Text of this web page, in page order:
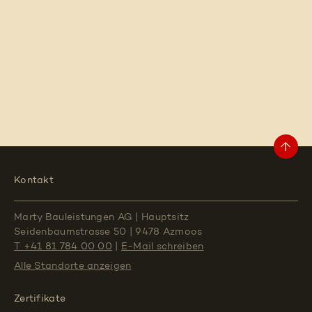
Kontakt
Marty Bauleistungen AG
Hauptsitz
Seidenbaumstrasse 50
9478 Azmoos
T +41 81 784 00 00
E-Mail schreiben
Alle Standorte anzeigen
Zertifikate